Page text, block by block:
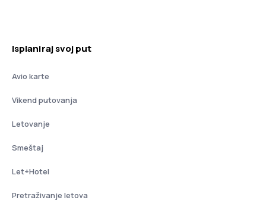
Isplaniraj svoj put
Avio karte
Vikend putovanja
Letovanje
Smeštaj
Let+Hotel
Pretraživanje letova